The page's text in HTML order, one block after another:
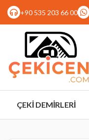
+90 535 203 66 00
ÇEKİ DEMİRLERİ